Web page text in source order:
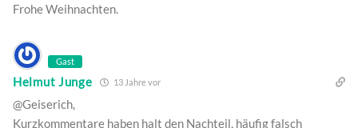
Frohe Weihnachten.
Gast
Helmut Junge 13 Jahre vor
@Geiserich,
Kurzkommentare haben halt den Nachteil, häufig falsch